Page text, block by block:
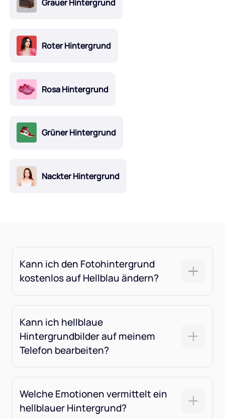
Grauer Hintergrund
Roter Hintergrund
Rosa Hintergrund
Grüner Hintergrund
Nackter Hintergrund
Kann ich den Fotohintergrund
kostenlos auf Hellblau ändern?
Kann ich hellblaue
Hintergrundbilder auf meinem
Telefon bearbeiten?
Welche Emotionen vermittelt ein
hellblauer Hintergrund?